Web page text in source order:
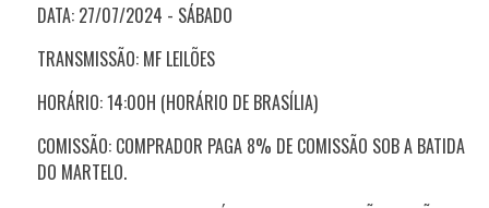
DATA: 27/07/2024 - SÁBADO
TRANSMISSÃO: MF LEILÕES
HORÁRIO: 14:00H (HORÁRIO DE BRASÍLIA)
COMISSÃO: COMPRADOR PAGA 8% DE COMISSÃO SOB A BATIDA
DO MARTELO.